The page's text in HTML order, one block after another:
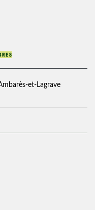
et-Lagrave